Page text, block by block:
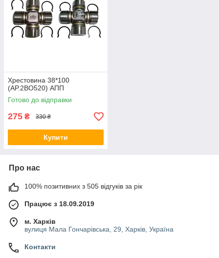
Хрестовина 38*100
(AP.2BO520) АПП
Готово до відправки
275 ₴ 330 ₴
Купити
Про нас
100% позитивних з 505 відгуків за рік
Працює з 18.09.2019
м. Харків
вулиця Мала Гончарівська, 29, Харків, Україна
Контакти